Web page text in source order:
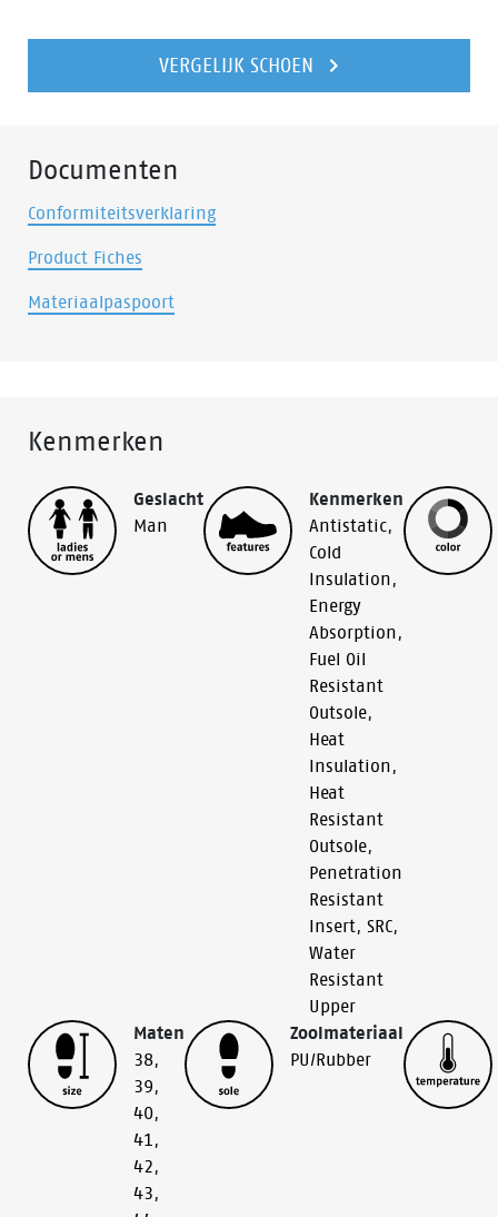
VERGELIJK SCHOEN
Documenten
Conformiteitsverklaring
Product Fiches
Materiaalpaspoort
Kenmerken
Geslacht
Man
Kenmerken
Antistatic,
Cold
Insulation,
Energy
Absorption,
Fuel Oil
Resistant
Outsole,
Heat
Insulation,
Heat
Resistant
Outsole,
Penetration
Resistant
Insert, SRC,
Water
Resistant
Upper
Maten
38,
39,
40,
41,
42,
43,
Zoolmateriaal
PU/Rubber